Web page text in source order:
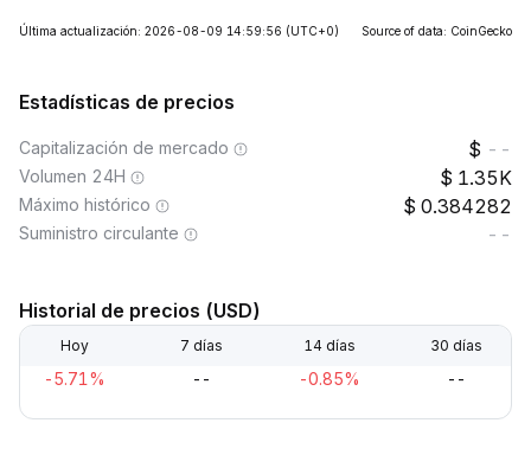
Última actualización: 2026-08-09 14:59:56 (UTC+0) Source of data: CoinGecko
Estadísticas de precios
Capitalización de mercado --
Volumen 24H 1.35K
Máximo histórico 0.384282
Suministro circulante --
Historial de precios (USD)
Hoy 7 días 14 días 30 días
-5.71% -- -0.85% --